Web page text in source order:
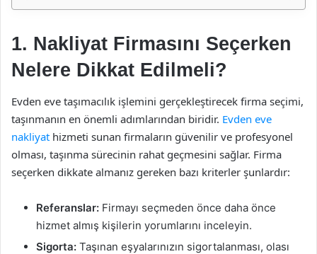
1. Nakliyat Firmasını Seçerken
Nelere Dikkat Edilmeli?
Evden eve taşımacılık işlemini gerçekleştirecek firma seçimi,
taşınmanın en önemli adımlarından biridir. Evden eve
nakliyat hizmeti sunan firmaların güvenilir ve profesyonel
olması, taşınma sürecinin rahat geçmesini sağlar. Firma
seçerken dikkate almanız gereken bazı kriterler şunlardır:
Referanslar: Firmayı seçmeden önce daha önce
hizmet almış kişilerin yorumlarını inceleyin.
Sigorta: Taşınan eşyalarınızın sigortalanması, olası